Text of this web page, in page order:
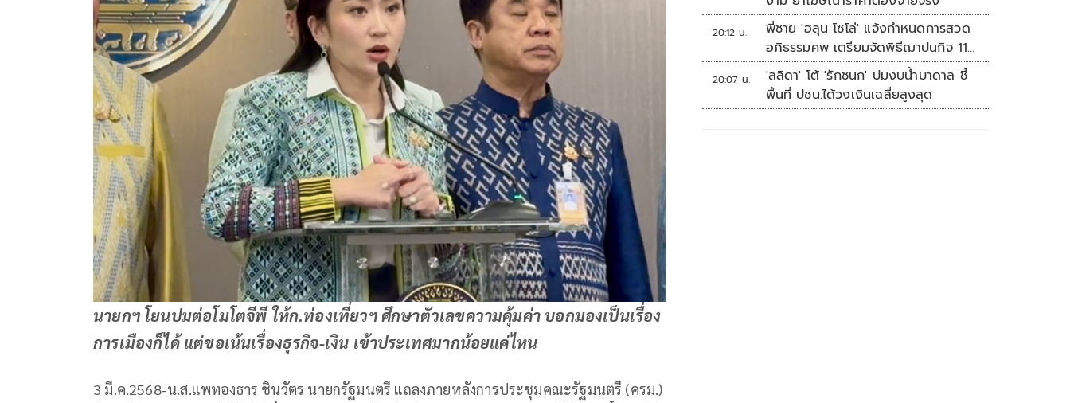
นายกฯ โยนปมต่อโมโตจีพี ให้ก.ท่องเที่ยวฯ ศึกษาตัวเลขความคุ้มค่า บอกมองเป็นเรื่อง
การเมืองก็ได้ แต่ขอเน้นเรื่องธุรกิจ-เงิน เข้าประเทศมากน้อยแค่ไหน
3 มี.ค.2568-น.ส.แพทองธาร ชินวัตร นายกรัฐมนตรี แถลงภายหลังการประชุมคณะรัฐมนตรี (ครม.)
20:12 น.
พี่ชาย 'ฮลุน โซโล่' แจ้งกำหนดการสวด
อภิธรรมศพ เตรียมจัดพิธีฌาปนกิจ 11
ส.ค.
20:07 น.
'ลลิดา' โต้ 'รักชนก' ปมงบน้ำบาดาล ชี้
พื้นที่ ปชน.ได้วงเงินเฉลี่ยสูงสุด